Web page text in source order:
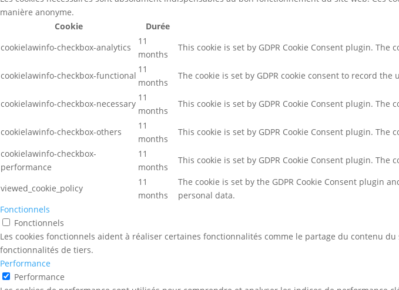
manière anonyme.
Cookie
Durée
cookielawinfo-checkbox-analytics
11
months
This cookie is set by GDPR Cookie Consent plugin.
cookielawinfo-checkbox-functional
11
months
The cookie is set by GDPR cookie consent to record
cookielawinfo-checkbox-necessary
11
months
This cookie is set by GDPR Cookie Consent plugin.
cookielawinfo-checkbox-others
11
months
This cookie is set by GDPR Cookie Consent plugin.
cookielawinfo-checkbox-
performance
11
months
This cookie is set by GDPR Cookie Consent plugin.
viewed_cookie_policy
11
months
The cookie is set by the GDPR Cookie Consent plugin
personal data.
Fonctionnels
Fonctionnels
Les cookies fonctionnels aident à réaliser certaines fonctionnalités comme le partage du contenu
fonctionnalités de tiers.
Performance
Performance